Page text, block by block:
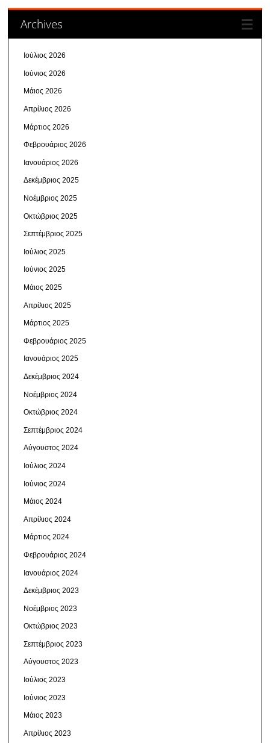
Archives
Ιούλιος 2026
Ιούνιος 2026
Μάιος 2026
Απρίλιος 2026
Μάρτιος 2026
Φεβρουάριος 2026
Ιανουάριος 2026
Δεκέμβριος 2025
Νοέμβριος 2025
Οκτώβριος 2025
Σεπτέμβριος 2025
Ιούλιος 2025
Ιούνιος 2025
Μάιος 2025
Απρίλιος 2025
Μάρτιος 2025
Φεβρουάριος 2025
Ιανουάριος 2025
Δεκέμβριος 2024
Νοέμβριος 2024
Οκτώβριος 2024
Σεπτέμβριος 2024
Αύγουστος 2024
Ιούλιος 2024
Ιούνιος 2024
Μάιος 2024
Απρίλιος 2024
Μάρτιος 2024
Φεβρουάριος 2024
Ιανουάριος 2024
Δεκέμβριος 2023
Νοέμβριος 2023
Οκτώβριος 2023
Σεπτέμβριος 2023
Αύγουστος 2023
Ιούλιος 2023
Ιούνιος 2023
Μάιος 2023
Απρίλιος 2023